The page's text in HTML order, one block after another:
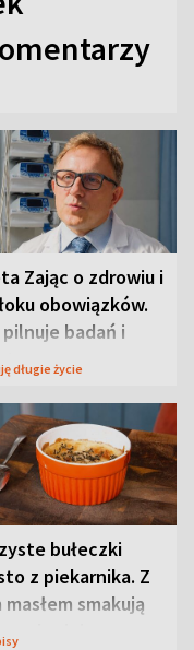
Zając o zdrowiu i
obowiązków.
pilnuje badań i
długie życie
bułeczki
z piekarnika. Z
smakują
lepiej